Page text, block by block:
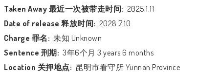
Taken Away 最近一次被带走时间: 2025.1.11
Date of release 释放时间: 2028.7.10
Charge 罪名: 未知 Unknown
Sentence 刑期: 3年6个月 3 years 6 months
Location 关押地点: 昆明市看守所 Yunnan Province